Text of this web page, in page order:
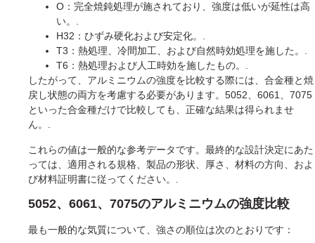
O：完全焼鈍処理が施されており、強度は低いが延性は高
い。.
H32：ひずみ硬化および安定化。.
T3：熱処理、冷間加工、および自然時効処理を施した。.
T6：熱処理および人工時効を施したもの。.
したがって、アルミニウムの強度を比較する際には、合金種と焼
戻し状態の両方を考慮する必要があります。5052、6061、7075
といった合金種だけで比較しても、正確な結果は得られませ
ん。.
これらの値は一般的な参考データです。最終的な設計決定にあた
っては、適用される規格、製品の形状、厚さ、材料の方向、およ
び材料証明書に従ってください。.
5052、6061、7075のアルミニウムの強度比較
最も一般的な気質について、強さの順位は次のとおりです：